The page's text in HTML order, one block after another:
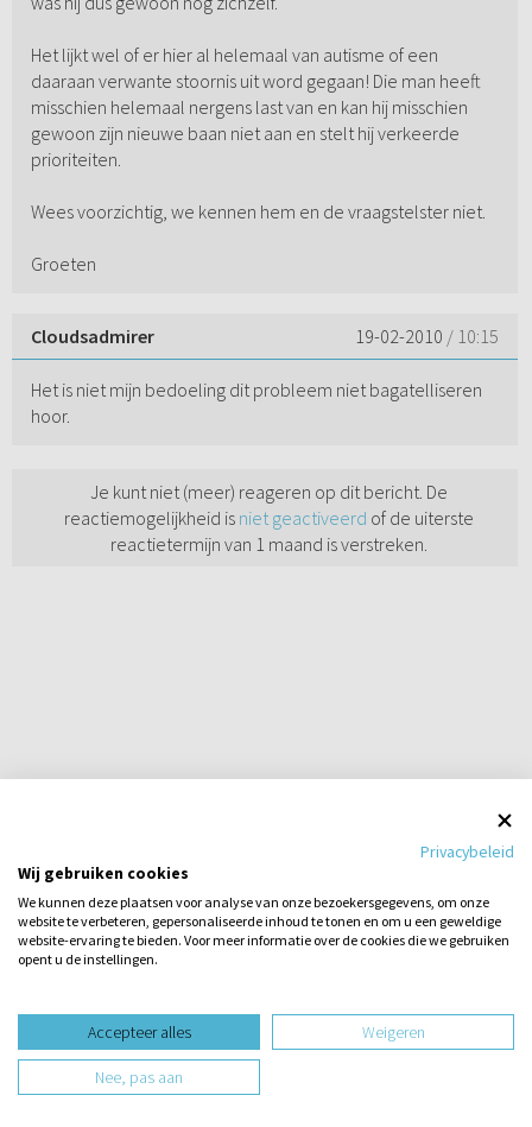
Het lijkt wel of er hier al helemaal van autisme of een
daaraan verwante stoornis uit word gegaan! Die man heeft
misschien helemaal nergens last van en kan hij misschien
gewoon zijn nieuwe baan niet aan en stelt hij verkeerde
prioriteiten.
Wees voorzichtig, we kennen hem en de vraagstelster niet.
Groeten
Cloudsadmirer 19-02-2010 / 10:15
Het is niet mijn bedoeling dit probleem niet bagatelliseren
hoor.
Je kunt niet (meer) reageren op dit bericht. De
reactiemogelijkheid is niet geactiveerd of de uiterste
reactietermijn van 1 maand is verstreken.
Een jaar lang geen advertenties zien op Refoweb?
Laatste reacties
een vraag
Privacybeleid
Wij gebruiken cookies
We kunnen deze plaatsen voor analyse van onze bezoekersgegevens, om onze
website te verbeteren, gepersonaliseerde inhoud te tonen en om u een geweldige
website-ervaring te bieden. Voor meer informatie over de cookies die we gebruiken
opent u de instellingen.
Accepteer alles Weigeren
Nee, pas aan